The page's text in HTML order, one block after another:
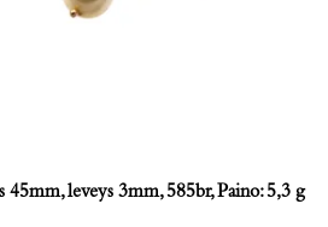
leveys 3mm, 585br, Paino: 5,3 g